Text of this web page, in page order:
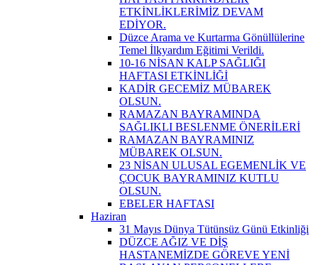
ETKİNLİKLERİMİZ DEVAM
EDİYOR.
Düzce Arama ve Kurtarma Gönüllülerine
Temel İlkyardım Eğitimi Verildi.
10-16 NİSAN KALP SAĞLIĞI
HAFTASI ETKİNLİĞİ
KADİR GECEMİZ MÜBAREK
OLSUN.
RAMAZAN BAYRAMINDA
SAĞLIKLI BESLENME ÖNERİLERİ
RAMAZAN BAYRAMINIZ
MÜBAREK OLSUN.
23 NİSAN ULUSAL EGEMENLİK VE
ÇOCUK BAYRAMINIZ KUTLU
OLSUN.
EBELER HAFTASI
Haziran
31 Mayıs Dünya Tütünsüz Günü Etkinliği
DÜZCE AĞIZ VE DİŞ
HASTANEMİZDE GÖREVE YENİ